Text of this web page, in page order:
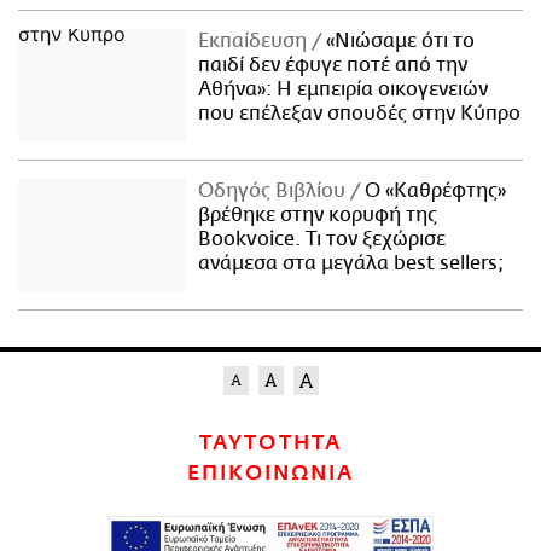
Εκπαίδευση
«Νιώσαμε ότι το
παιδί δεν έφυγε ποτέ από την
Αθήνα»: Η εμπειρία οικογενειών
που επέλεξαν σπουδές στην Κύπρο
Οδηγός Βιβλίου
Ο «Καθρέφτης»
βρέθηκε στην κορυφή της
Bookvoice. Τι τον ξεχώρισε
ανάμεσα στα μεγάλα best sellers;
ΤΑΥΤΟΤΗΤΑ
ΕΠΙΚΟΙΝΩΝΙΑ